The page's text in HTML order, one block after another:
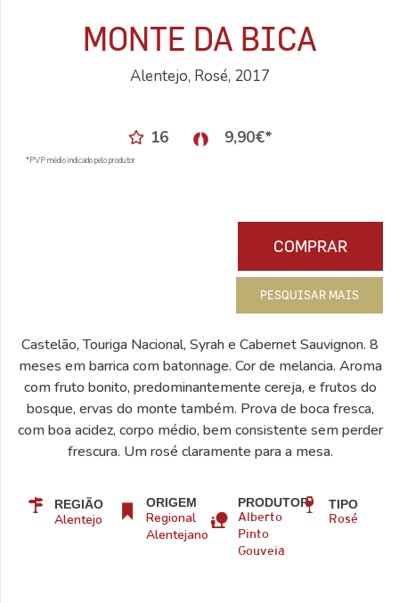
MONTE DA BICA
Alentejo, Rosé, 2017
16 9,90€*
*PVP médio indicado pelo produtor
COMPRAR
PESQUISAR MAIS
Castelão, Touriga Nacional, Syrah e Cabernet Sauvignon. 8
meses em barrica com batonnage. Cor de melancia. Aroma
com fruto bonito, predominantemente cereja, e frutos do
bosque, ervas do monte também. Prova de boca fresca,
com boa acidez, corpo médio, bem consistente sem perder
frescura. Um rosé claramente para a mesa.
REGIÃO
Alentejo
ORIGEM
Regional
Alentejano
PRODUTOR
Alberto
Pinto
Gouveia
TIPO
Rosé